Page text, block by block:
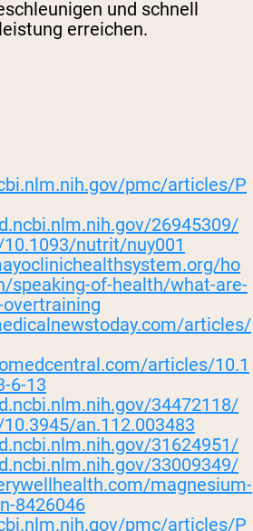
und schnell
erreichen.
pmc/articles/P
26945309/
nutrit/nuy001
ho
speaking-of-health/what-are-
articles/
articles/10.1
6-13
34472118/
an.112.003483
31624951/
33009349/
magnesium-
8426046
pmc/articles/P